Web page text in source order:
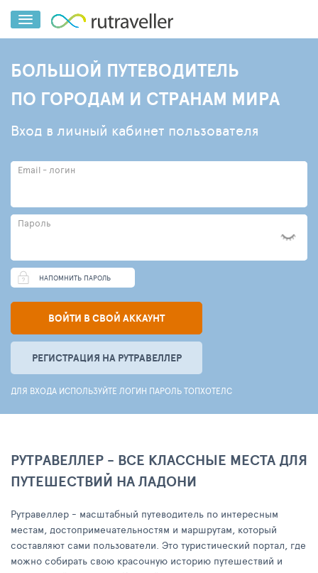
БОЛЬШОЙ ПУТЕВОДИТЕЛЬ
ПО ГОРОДАМ И СТРАНАМ МИРА
Вход в личный кабинет пользователя
Email - логин
Пароль
НАПОМНИТЬ ПАРОЛЬ
ВОЙТИ В СВОЙ АККАУНТ
РЕГИСТРАЦИЯ НА РУТРАВЕЛЛЕР
ДЛЯ ВХОДА ИСПОЛЬЗУЙТЕ ЛОГИН ПАРОЛЬ ТОПХОТЕЛС
РУТРАВЕЛЛЕР - ВСЕ КЛАССНЫЕ МЕСТА ДЛЯ
ПУТЕШЕСТВИЙ НА ЛАДОНИ
Рутравеллер - масштабный путеводитель по интересным
местам, достопримечательностям и маршрутам, который
составляют сами пользователи. Это туристический портал, где
можно собирать свою красочную историю путешествий и